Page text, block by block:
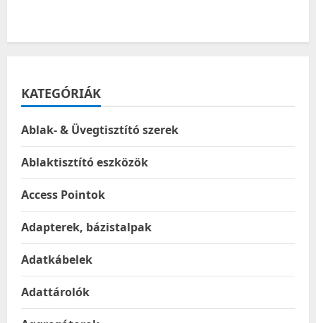
350
KATEGÓRIÁK
Ablak- & Üvegtisztító szerek
Ablaktisztító eszközök
Access Pointok
Adapterek, bázistalpak
Adatkábelek
Adattárolók